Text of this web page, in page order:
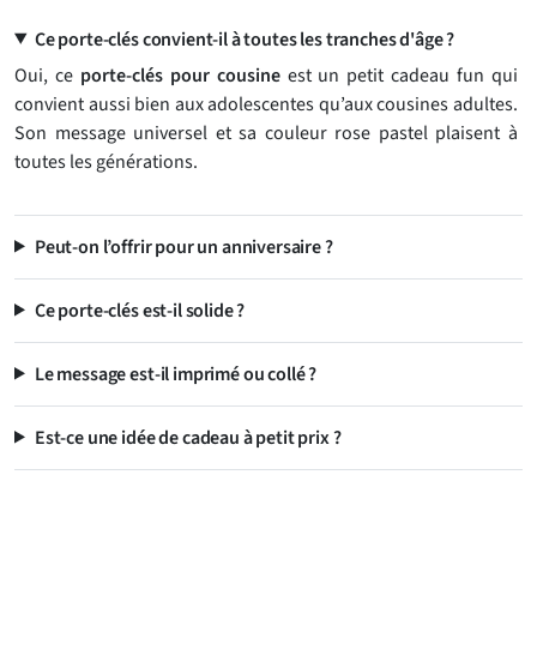
Ce porte-clés convient-il à toutes les tranches d'âge ?
Oui, ce porte-clés pour cousineest un petit cadeau fun qui
convient aussi bien aux adolescentes qu’aux cousines adultes.
Son message universel et sa couleur rose pastel plaisent à
toutes les générations.
Peut-on l’offrir pour un anniversaire ?
Ce porte-clés est-il solide ?
Le message est-il imprimé ou collé ?
Est-ce une idée de cadeau à petit prix ?